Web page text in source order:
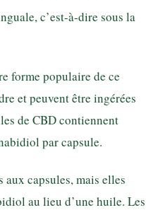
c’est-à-dire sous la
forme populaire de ce
et peuvent être ingérées
de CBD contiennent
par capsule.
capsules, mais elles
au lieu d’une huile. Les